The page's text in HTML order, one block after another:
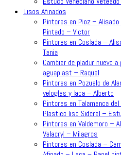
Lisos Afinados
Pintores en Pioz –
Pintado – Victor
Pintores en Coslada –
Tania
Cambiar de pladur nuevo
aguaplast – Raquel
Pintores en Pozuelo de
veloglas y laca – Alberto
Pintores en Talamanca
Plastico liso Sideral –
Pintores en Valdemoro –
Valacryl – Milagros
Pintores en Coslada –